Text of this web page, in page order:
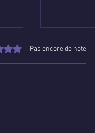
étoile sur 5.Pas encore de note